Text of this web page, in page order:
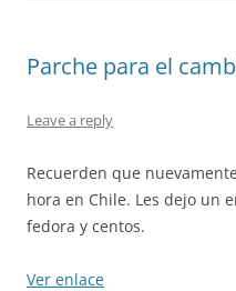
Parche para el
Leave a reply
Recuerden que
hora en Chile. Les dejo un
fedora y centos.
Ver enlace